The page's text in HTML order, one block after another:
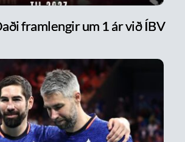
framlengir um 1 ár við ÍBV